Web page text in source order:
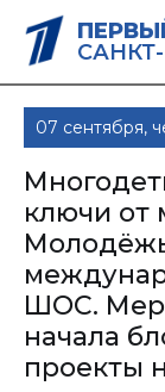
07 сентября,
ключи от
ШОС.
начала
проекты